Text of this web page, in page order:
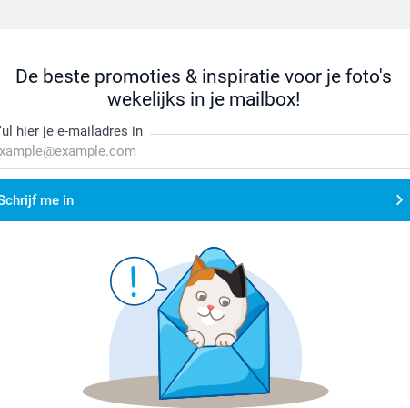
De beste promoties & inspiratie voor je foto's
wekelijks in je mailbox!
hier je e-mailadres in
me in